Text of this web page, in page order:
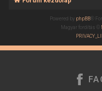
Powered by phpBB®
Magyar fordítás ©